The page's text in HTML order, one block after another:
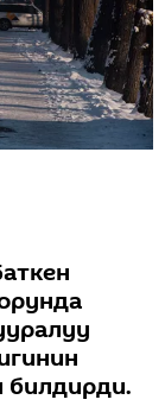
билдирди.